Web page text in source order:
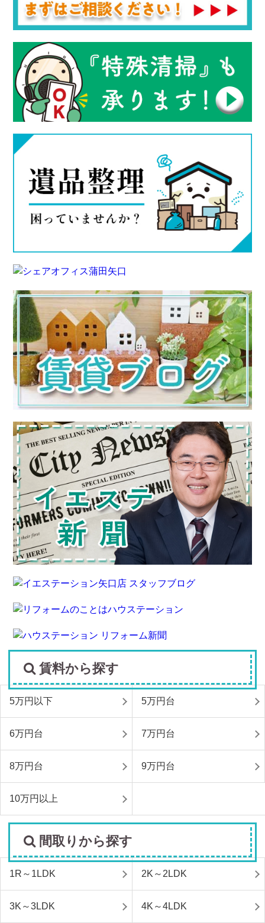
賃料から探す
5万円以下 5万円台
6万円台 7万円台
8万円台 9万円台
10万円以上
間取りから探す
1R～1LDK 2K～2LDK
3K～3LDK 4K～4LDK